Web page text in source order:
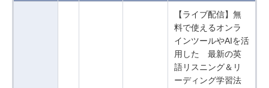
【ライブ配信】無
料で使えるオンラ
インツールやAIを活
用した 最新の英
語リスニング＆リ
ーディング学習法